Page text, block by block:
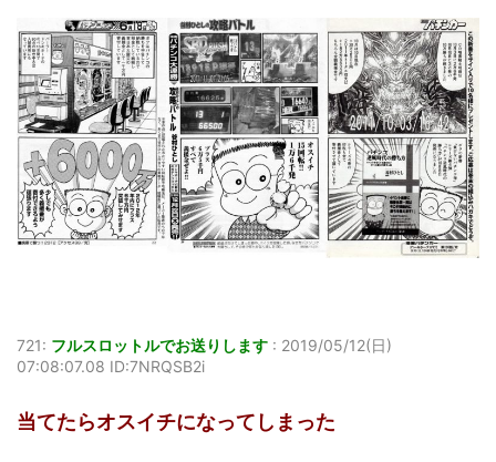
721: フルスロットルでお送りします : 2019/05/12(日)
07:08:07.08 ID:7NRQSB2i
当てたらオスイチになってしまった